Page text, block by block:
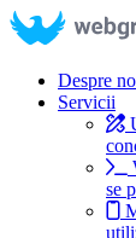
Despre
Servicii
se